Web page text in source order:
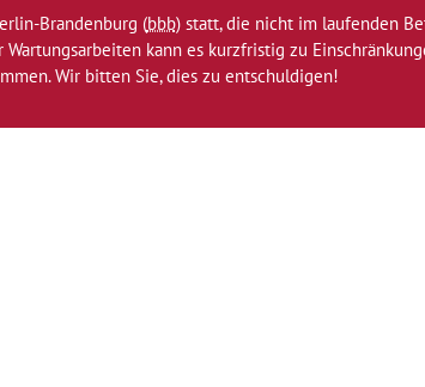
Brandenburg (bbb) statt, die nicht im laufenden
kann es kurzfristig zu
Wir bitten Sie, dies zu entschuldigen!